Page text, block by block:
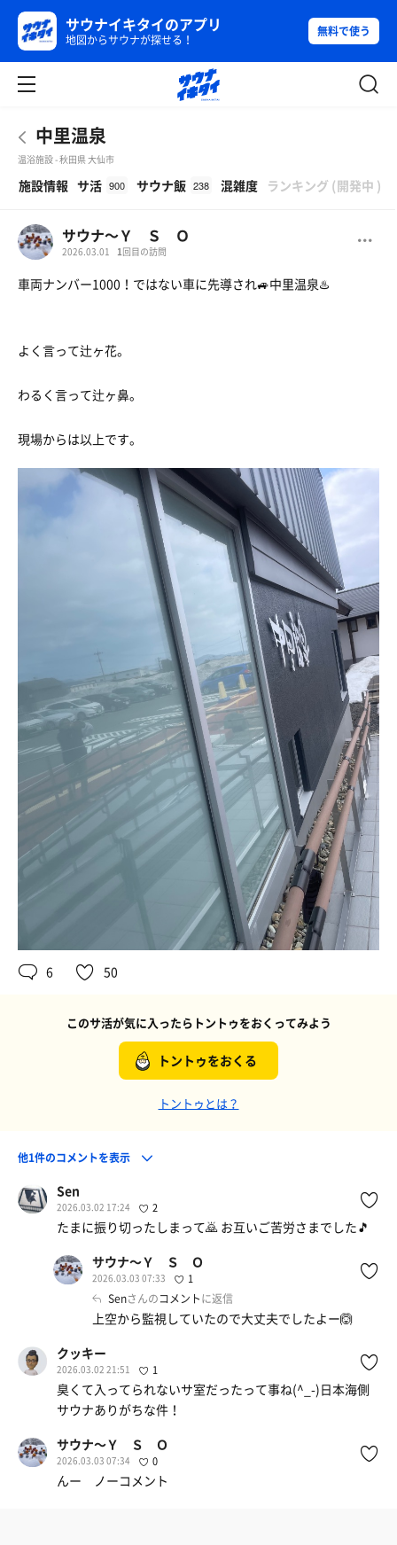
サウナイキタイのアプリ
地図からサウナが探せる！
無料で使う
中里温泉
温浴施設 - 秋田県 大仙市
施設情報 サ活 900 サウナ飯 238 混雑度 ランキング (開発中 )
サウナ〜Ｙ Ｓ Ｏ
2026.03.01 1 回目の訪問
車両ナンバー1000！ではない車に先導され🚙中里温泉♨️
よく言って辻ヶ花。
わるく言って辻ヶ鼻。
現場からは以上です。
6 50
このサ活が気に入ったらトントゥをおくってみよう
トントゥをおくる
トントゥとは？
他1件のコメントを表示
Sen
2026.03.02 17:24 2
たまに振り切ったしまって🙇 お互いご苦労さまでした🎵
サウナ〜Ｙ Ｓ Ｏ
2026.03.03 07:33 1
Senさんのコメントに返信
上空から監視していたので大丈夫でしたよー🙆
クッキー
2026.03.02 21:51 1
臭くて入ってられないサ室だったって事ね(^_-)日本海側
サウナありがちな件！
サウナ〜Ｙ Ｓ Ｏ
2026.03.03 07:34 0
んー ノーコメント